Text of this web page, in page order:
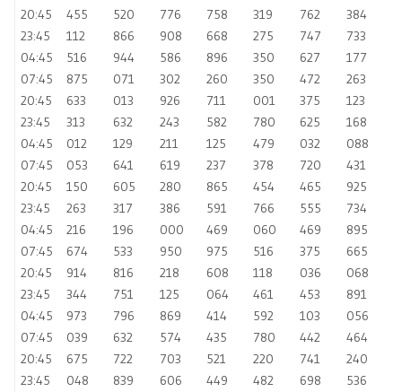
20:45
455 520 776 758 319 762
384
23:45
112 866 908 668 275 747
733
04:45
516 944 586 896 350 627
177
07:45
875 071 302 260 350 472
263
20:45
633 013 926 711 001 375
123
23:45
313 632 243 582 780 625
168
04:45
012 129 211 125 479 032
088
07:45
053 641 619 237 378 720
431
20:45
150 605 280 865 454 465
925
23:45
263 317 386 591 766 555
734
04:45
216 196 000 469 060 469
895
07:45
674 533 950 975 516 375
665
20:45
914 816 218 608 118 036
068
23:45
344 751 125 064 461 453
891
04:45
973 796 869 414 592 103
056
07:45
039 632 574 435 780 442
464
20:45
675 722 703 521 220 741
240
23:45
048 839 606 449 482 698
536